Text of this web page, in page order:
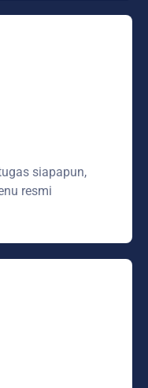
siapapun,
resmi